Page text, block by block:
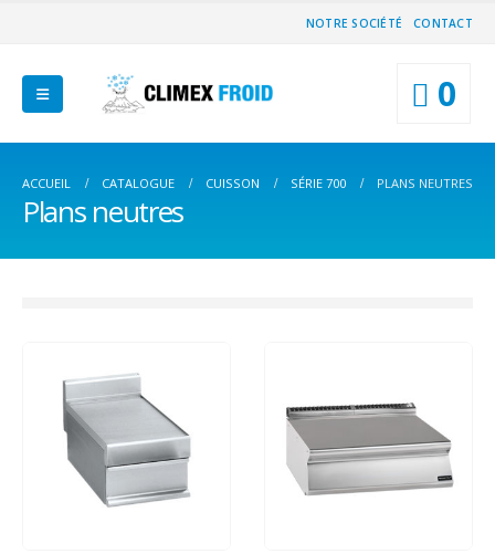
NOTRE SOCIÉTÉ CONTACT
0
ACCUEIL CATALOGUE CUISSON SÉRIE 700 PLANS NEUTRES
Plans neutres